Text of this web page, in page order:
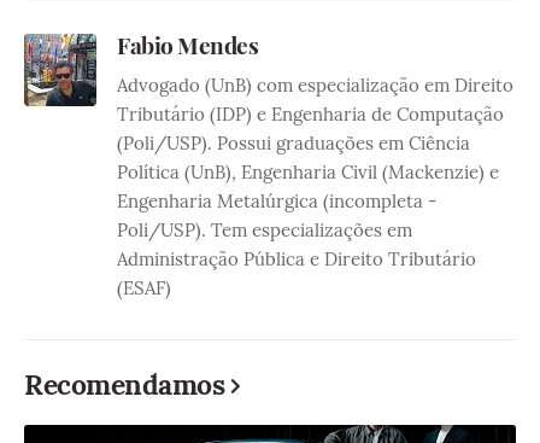
Fabio Mendes
Advogado (UnB) com especialização em Direito
Tributário (IDP) e Engenharia de Computação
(Poli/USP). Possui graduações em Ciência
Política (UnB), Engenharia Civil (Mackenzie) e
Engenharia Metalúrgica (incompleta -
Poli/USP). Tem especializações em
Administração Pública e Direito Tributário
(ESAF)
Recomendamos